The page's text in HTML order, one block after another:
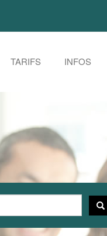
TARIFS INFOS